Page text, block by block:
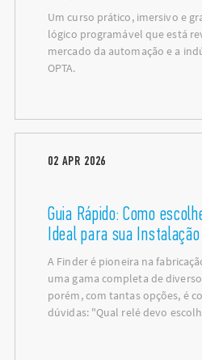
Um curso prático, imersivo e
lógico programável que está
mercado da automação e a
OPTA.
02 APR 2026
Guia Rápido: Como
Ideal para sua Instalação
A Finder é pioneira na
uma gama completa de
porém, com tantas opções, é
dúvidas: "Qual relé devo